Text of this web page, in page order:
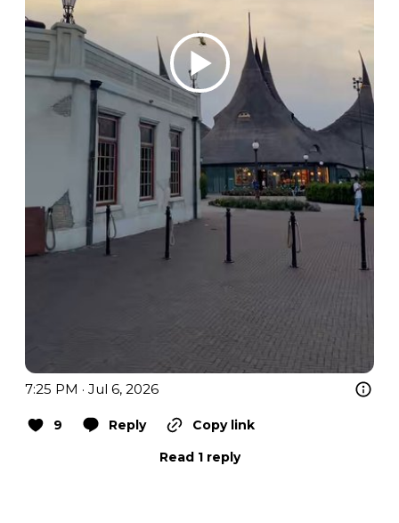
7:25 PM · Jul 6, 2026
9 Reply
Copy link
Read 1 reply